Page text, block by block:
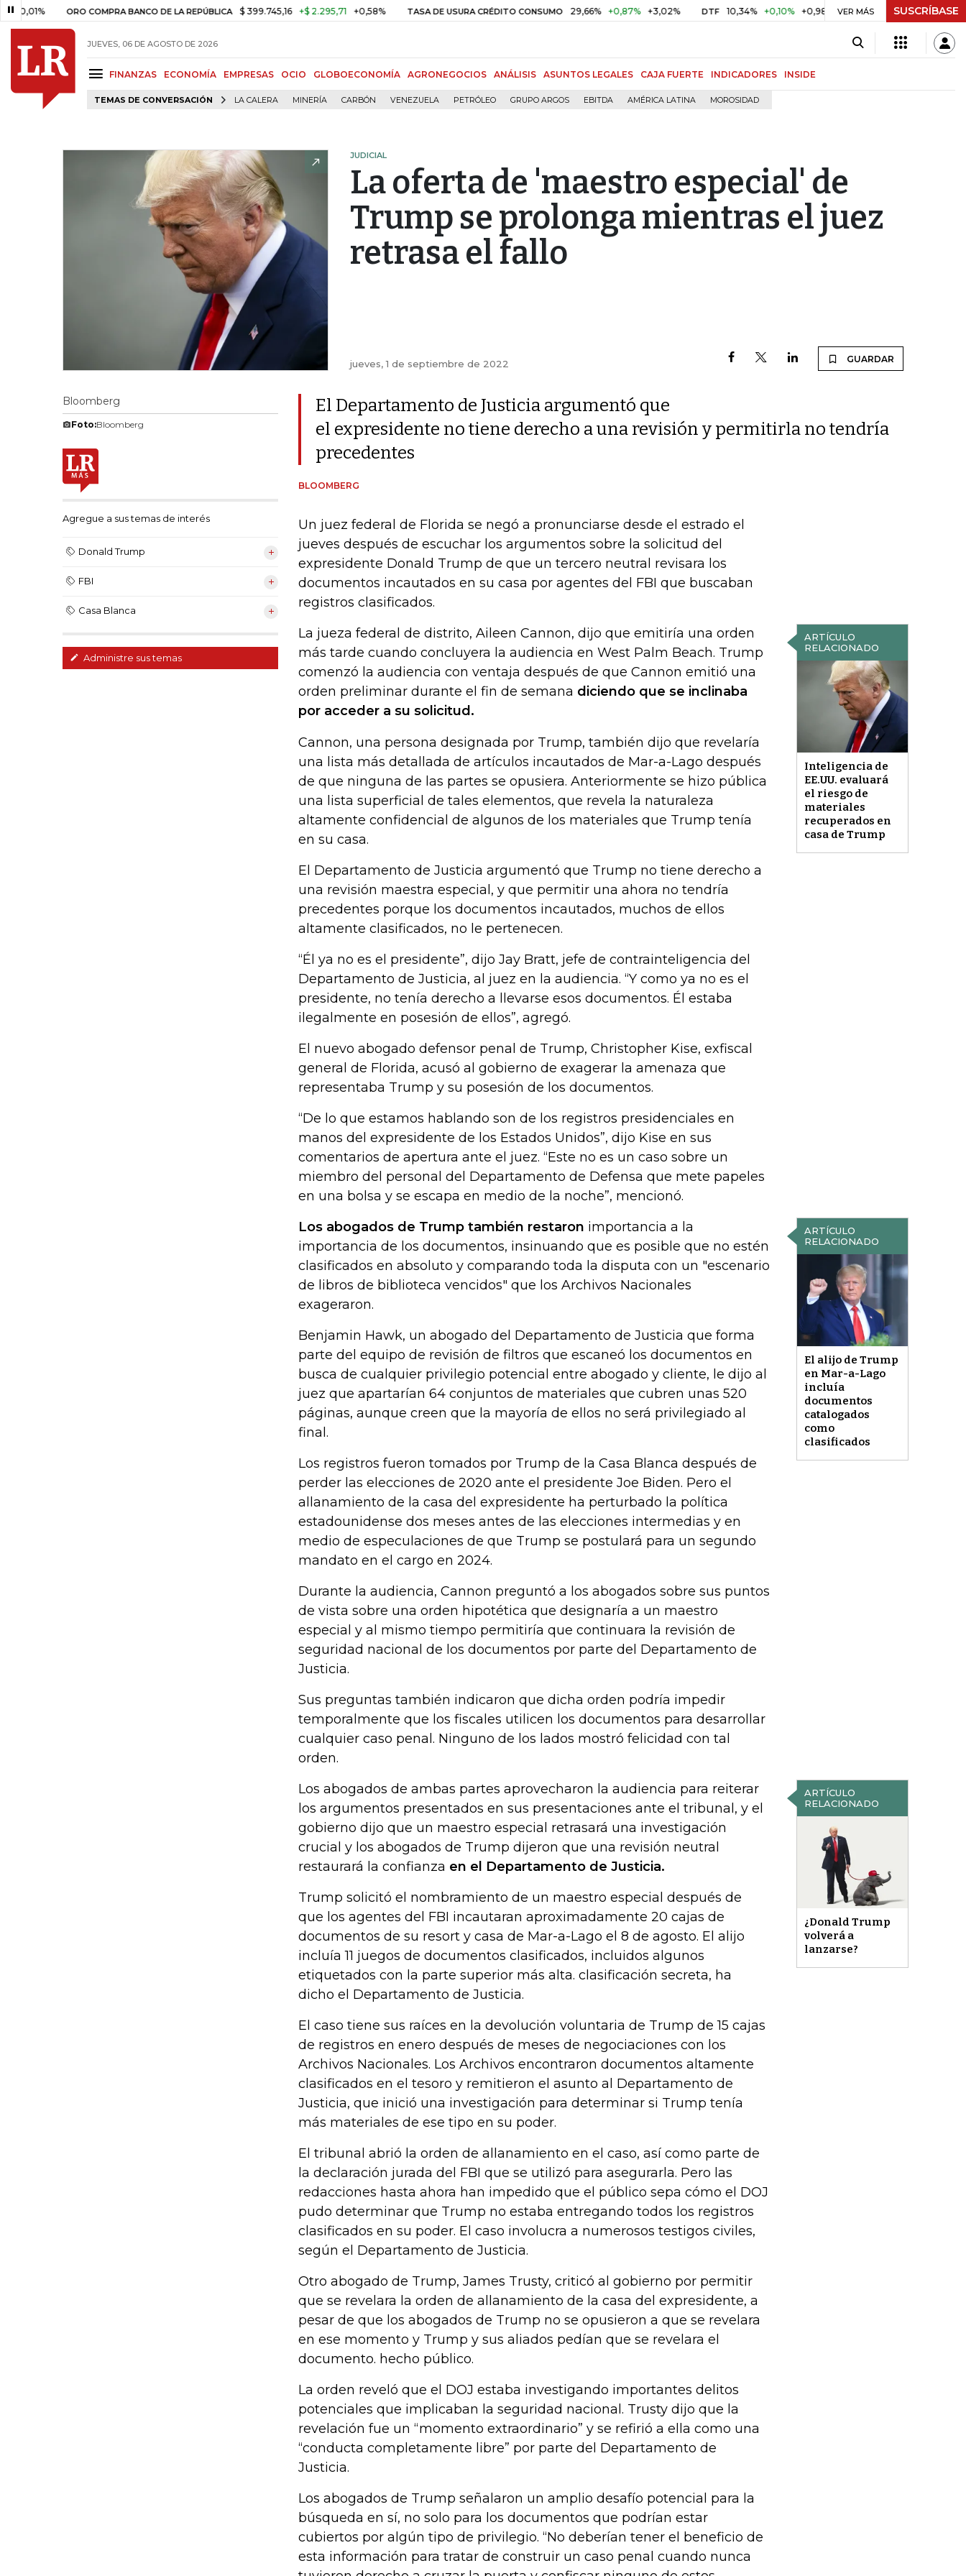
ORO COMPRA BANCO DE LA REPÚBLICA $ 399.745,16 +$ 2.295,71 +0,58% TASA DE USURA CRÉDITO CONSUMO 29,66% +0,87% +3,02% DTF 10,34% +0,10% +0,98% UVR $ 416,86 +$ 0,05 +0,01%
VER MÁS SUSCRÍBASE
JUEVES, 06 DE AGOSTO DE 2026
FINANZAS ECONOMÍA EMPRESAS OCIO GLOBOECONOMÍA AGRONEGOCIOS ANÁLISIS ASUNTOS LEGALES CAJA FUERTE INDICADORES INSIDE
TEMAS DE CONVERSACIÓN LA CALERA MINERÍA CARBÓN VENEZUELA PETRÓLEO GRUPO ARGOS EBITDA AMÉRICA LATINA MOROSIDAD
JUDICIAL
La oferta de 'maestro especial' de
Trump se prolonga mientras el juez
retrasa el fallo
jueves, 1 de septiembre de 2022 GUARDAR
Bloomberg
Foto:Bloomberg
Agregue a sus temas de interés
Donald Trump
FBI
Casa Blanca
Administre sus temas
El Departamento de Justicia argumentó que
el expresidente no tiene derecho a una revisión y permitirla no tendría
precedentes
BLOOMBERG
Un juez federal de Florida se negó a pronunciarse desde el estrado el
jueves después de escuchar los argumentos sobre la solicitud del
expresidente Donald Trump de que un tercero neutral revisara los
documentos incautados en su casa por agentes del FBI que buscaban
registros clasificados.
ARTÍCULO
RELACIONADO
Inteligencia de
EE.UU. evaluará
el riesgo de
materiales
recuperados en
casa de Trump
La jueza federal de distrito, Aileen Cannon, dijo que emitiría una orden
más tarde cuando concluyera la audiencia en West Palm Beach. Trump
comenzó la audiencia con ventaja después de que Cannon emitió una
orden preliminar durante el fin de semana diciendo que se inclinaba
por acceder a su solicitud.
Cannon, una persona designada por Trump, también dijo que revelaría
una lista más detallada de artículos incautados de Mar-a-Lago después
de que ninguna de las partes se opusiera. Anteriormente se hizo pública
una lista superficial de tales elementos, que revela la naturaleza
altamente confidencial de algunos de los materiales que Trump tenía
en su casa.
El Departamento de Justicia argumentó que Trump no tiene derecho a
una revisión maestra especial, y que permitir una ahora no tendría
precedentes porque los documentos incautados, muchos de ellos
altamente clasificados, no le pertenecen.
“Él ya no es el presidente”, dijo Jay Bratt, jefe de contrainteligencia del
Departamento de Justicia, al juez en la audiencia. “Y como ya no es el
presidente, no tenía derecho a llevarse esos documentos. Él estaba
ilegalmente en posesión de ellos”, agregó.
El nuevo abogado defensor penal de Trump, Christopher Kise, exfiscal
general de Florida, acusó al gobierno de exagerar la amenaza que
representaba Trump y su posesión de los documentos.
“De lo que estamos hablando son de los registros presidenciales en
manos del expresidente de los Estados Unidos”, dijo Kise en sus
comentarios de apertura ante el juez. “Este no es un caso sobre un
miembro del personal del Departamento de Defensa que mete papeles
en una bolsa y se escapa en medio de la noche”, mencionó.
ARTÍCULO
RELACIONADO
El alijo de Trump
en Mar-a-Lago
incluía
documentos
catalogados
como
clasificados
Los abogados de Trump también restaron importancia a la
importancia de los documentos, insinuando que es posible que no estén
clasificados en absoluto y comparando toda la disputa con un "escenario
de libros de biblioteca vencidos" que los Archivos Nacionales
exageraron.
Benjamin Hawk, un abogado del Departamento de Justicia que forma
parte del equipo de revisión de filtros que escaneó los documentos en
busca de cualquier privilegio potencial entre abogado y cliente, le dijo al
juez que apartarían 64 conjuntos de materiales que cubren unas 520
páginas, aunque creen que la mayoría de ellos no será privilegiado al
final.
Los registros fueron tomados por Trump de la Casa Blanca después de
perder las elecciones de 2020 ante el presidente Joe Biden. Pero el
allanamiento de la casa del expresidente ha perturbado la política
estadounidense dos meses antes de las elecciones intermedias y en
medio de especulaciones de que Trump se postulará para un segundo
mandato en el cargo en 2024.
Durante la audiencia, Cannon preguntó a los abogados sobre sus puntos
de vista sobre una orden hipotética que designaría a un maestro
especial y al mismo tiempo permitiría que continuara la revisión de
seguridad nacional de los documentos por parte del Departamento de
Justicia.
Sus preguntas también indicaron que dicha orden podría impedir
temporalmente que los fiscales utilicen los documentos para desarrollar
cualquier caso penal. Ninguno de los lados mostró felicidad con tal
orden.
ARTÍCULO
RELACIONADO
¿Donald Trump
volverá a
lanzarse?
Los abogados de ambas partes aprovecharon la audiencia para reiterar
los argumentos presentados en sus presentaciones ante el tribunal, y el
gobierno dijo que un maestro especial retrasará una investigación
crucial y los abogados de Trump dijeron que una revisión neutral
restaurará la confianza en el Departamento de Justicia.
Trump solicitó el nombramiento de un maestro especial después de
que los agentes del FBI incautaran aproximadamente 20 cajas de
documentos de su resort y casa de Mar-a-Lago el 8 de agosto. El alijo
incluía 11 juegos de documentos clasificados, incluidos algunos
etiquetados con la parte superior más alta. clasificación secreta, ha
dicho el Departamento de Justicia.
El caso tiene sus raíces en la devolución voluntaria de Trump de 15 cajas
de registros en enero después de meses de negociaciones con los
Archivos Nacionales. Los Archivos encontraron documentos altamente
clasificados en el tesoro y remitieron el asunto al Departamento de
Justicia, que inició una investigación para determinar si Trump tenía
más materiales de ese tipo en su poder.
El tribunal abrió la orden de allanamiento en el caso, así como parte de
la declaración jurada del FBI que se utilizó para asegurarla. Pero las
redacciones hasta ahora han impedido que el público sepa cómo el DOJ
pudo determinar que Trump no estaba entregando todos los registros
clasificados en su poder. El caso involucra a numerosos testigos civiles,
según el Departamento de Justicia.
Otro abogado de Trump, James Trusty, criticó al gobierno por permitir
que se revelara la orden de allanamiento de la casa del expresidente, a
pesar de que los abogados de Trump no se opusieron a que se revelara
en ese momento y Trump y sus aliados pedían que se revelara el
documento. hecho público.
La orden reveló que el DOJ estaba investigando importantes delitos
potenciales que implicaban la seguridad nacional. Trusty dijo que la
revelación fue un “momento extraordinario” y se refirió a ella como una
“conducta completamente libre” por parte del Departamento de
Justicia.
Los abogados de Trump señalaron un amplio desafío potencial para la
búsqueda en sí, no solo para los documentos que podrían estar
cubiertos por algún tipo de privilegio. “No deberían tener el beneficio de
esta información para tratar de construir un caso penal cuando nunca